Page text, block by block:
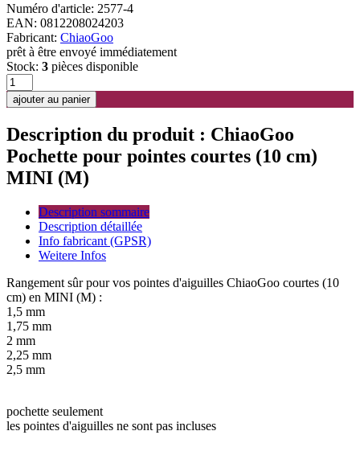
Numéro d'article: 2577-4
EAN: 0812208024203
Fabricant: ChiaoGoo
prêt à être envoyé immédiatement
Stock: 3 pièces disponible
Description du produit : ChiaoGoo
Pochette pour pointes courtes (10 cm)
MINI (M)
Description sommaire
Description détaillée
Info fabricant (GPSR)
Weitere Infos
Rangement sûr pour vos pointes d'aiguilles ChiaoGoo courtes (10
cm) en MINI (M) :
1,5 mm
1,75 mm
2 mm
2,25 mm
2,5 mm
pochette seulement
les pointes d'aiguilles ne sont pas incluses